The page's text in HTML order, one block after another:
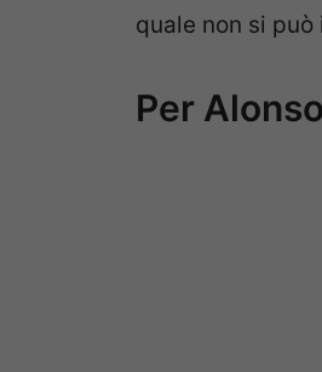
quale non si
Per